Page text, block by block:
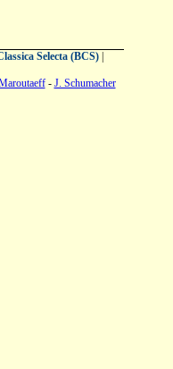
Selecta (BCS)|
- J. Schumacher